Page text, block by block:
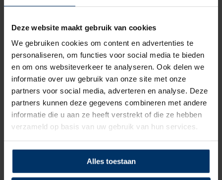
Deze website maakt gebruik van cookies
We gebruiken cookies om content en advertenties te
personaliseren, om functies voor social media te bieden
en om ons websiteverkeer te analyseren. Ook delen we
informatie over uw gebruik van onze site met onze
partners voor social media, adverteren en analyse. Deze
partners kunnen deze gegevens combineren met andere
informatie die u aan ze heeft verstrekt of die ze hebben
verzameld op basis van uw gebruik van hun services.
Alles toestaan
kopen? Je kunt deze makkelijk en snel bestellen op de
webshop wanneer het jou uit komt, dan zorgen wij voor de
Wil je de schoenentoch even passen? Dan kan dat in onze
werkschoenenwinkel. Heb je nog vragen over de HKS Active
200 of een van onze andere producten, dan kun je altijd
contact opnemen met een van onze specialisten.
Categorie: HKS werkschoenen
Specificaties